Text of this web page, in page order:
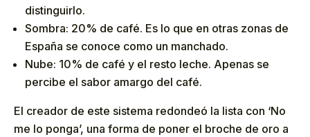
distinguirlo.
Sombra: 20% de café. Es lo que en otras zonas de
España se conoce como un manchado.
Nube: 10% de café y el resto leche. Apenas se
percibe el sabor amargo del café.
El creador de este sistema redondeó la lista con ‘No
me lo ponga’, una forma de poner el broche de oro a